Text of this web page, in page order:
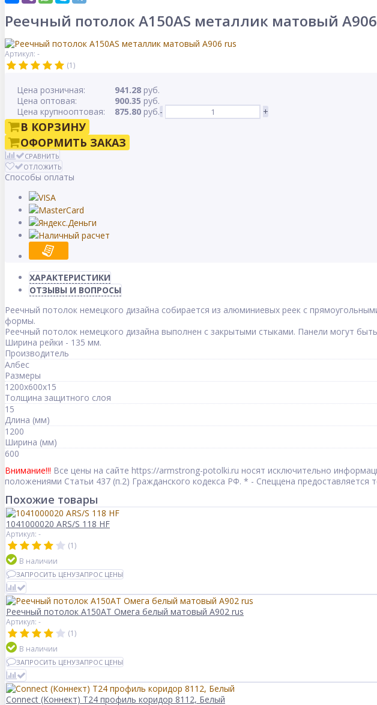
Реечный потолок A150AS металлик матовый
Артикул: -
(1)
Цена розничная: 941.28 руб.
Цена оптовая:
900.35 руб.
Цена крупнооптовая:
875.80 руб.- +
В КОРЗИНУ
ОФОРМИТЬ ЗАКАЗ
СРАВНИТЬ
ОТЛОЖИТЬ
Способы оплаты
ХАРАКТЕРИСТИКИ
ОТЗЫВЫ И ВОПРОСЫ
Реечный потолок немецкого дизайна собирается из алюминиевых реек с
формы.
Реечный потолок немецкого дизайна выполнен с закрытыми стыками. Панели могут
Ширина рейки - 135 мм.
Производитель
Албес
Размеры
1200x600x15
Толщина защитного слоя
15
Длина (мм)
1200
Ширина (мм)
600
Внимание!!! Все цены на сайте https://armstrong-potolki.ru носят исключительно
положениями Статьи 437 (п.2) Гражданского кодекса РФ. * - Спеццена
Похожие товары
1041000020 ARS/S 118 HF
Артикул: -
(1)
В наличии
ЗАПРОСИТЬ ЦЕНУЗАПРОС ЦЕНЫ
Реечный потолок A150AT Омега белый матовый А902 rus
Артикул: -
(1)
В наличии
ЗАПРОСИТЬ ЦЕНУЗАПРОС ЦЕНЫ
Connect (Коннект) T24 профиль коридор 8112, Белый